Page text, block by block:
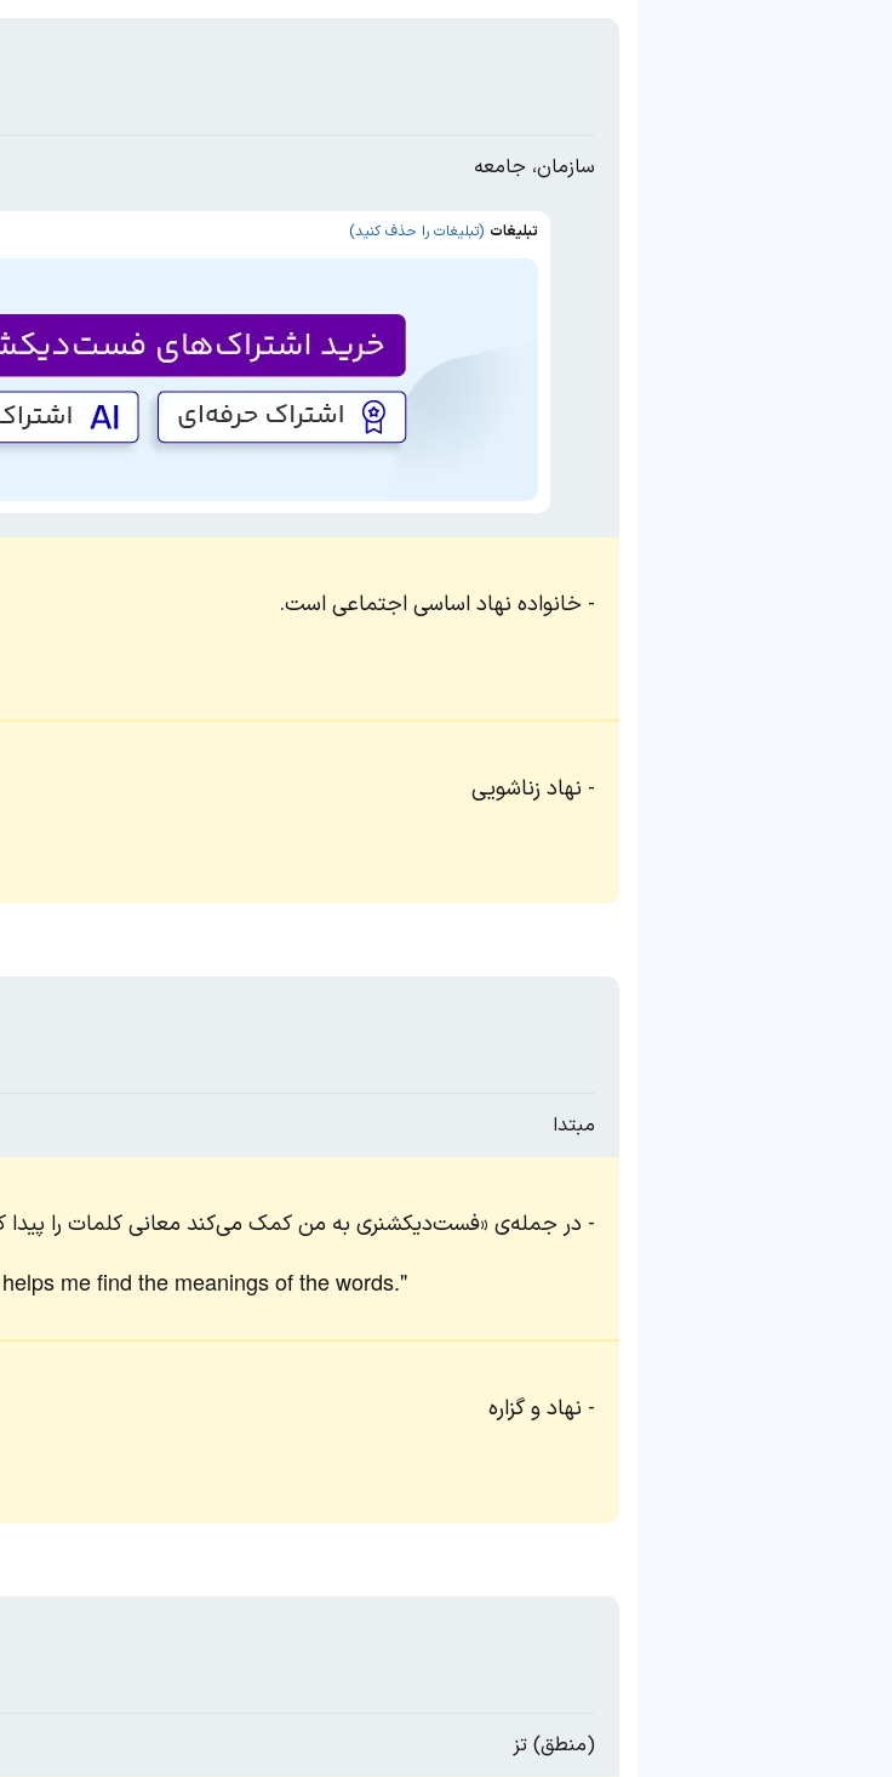
سازمان، جامعه
تبلیغات (تبلیغات را حذف کنید)
خانواده نهاد اساسی اجتماعی است.
نهاد زناشویی
مبتدا
در جمله‌ی «فست‌دیکشنری به من کمک می‌کند معانی کلمات را
me find the meanings of the words."
نهاد و گزاره
(منطق) تز